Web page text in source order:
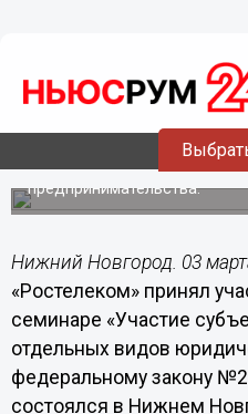
«Ростелеком»
нижегородским
организации
Обучающий семинар
информирования малого и
действующих программах
предпринимательства.
Нижний Новгород. 03
«Ростелеком» принял
семинаре «Участие
отдельных видов
федеральному закону
состоялся в Нижнем